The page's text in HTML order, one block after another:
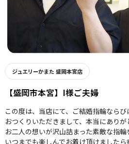
ジュエリーかまた 盛岡本宮店
【盛岡市本宮】I様ご夫婦
この度は、当店にて、ご結婚指輪なら
おつくりいただきまして、本当にありが
お二人の想いが沢山詰まった素敵な指輪
いつまでも楽しんでお着け頂けましたら